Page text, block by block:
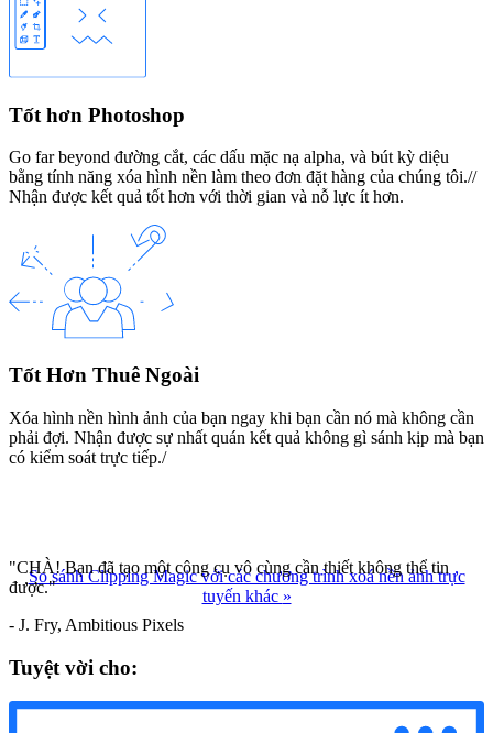
Tốt hơn Photoshop
Go far beyond đường cắt, các dấu mặc nạ alpha, và bút kỳ diệu
bằng tính năng xóa hình nền làm theo đơn đặt hàng của chúng tôi.//
Nhận được kết quả tốt hơn với thời gian và nỗ lực ít hơn.
Tốt Hơn Thuê Ngoài
Xóa hình nền hình ảnh của bạn ngay khi bạn cần nó mà không cần
phải đợi. Nhận được sự nhất quán kết quả không gì sánh kịp mà bạn
có kiểm soát trực tiếp./
So sánh Clipping Magic với các chương trình xoá nền ảnh trực
tuyến khác »
"CHÀ! Bạn đã tạo một công cụ vô cùng cần thiết không thể tin
được."
- J. Fry, Ambitious Pixels
Tuyệt vời cho: